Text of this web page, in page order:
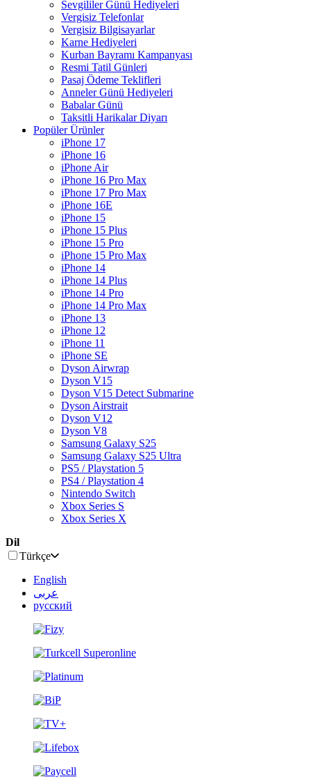
Sevgililer Günü Hediyeleri
Vergisiz Telefonlar
Vergisiz Bilgisayarlar
Karne Hediyeleri
Kurban Bayramı Kampanyası
Resmi Tatil Günleri
Pasaj Ödeme Teklifleri
Anneler Günü Hediyeleri
Babalar Günü
Taksitli Harikalar Diyarı
Popüler Ürünler
iPhone 17
iPhone 16
iPhone Air
iPhone 16 Pro Max
iPhone 17 Pro Max
iPhone 16E
iPhone 15
iPhone 15 Plus
iPhone 15 Pro
iPhone 15 Pro Max
iPhone 14
iPhone 14 Plus
iPhone 14 Pro
iPhone 14 Pro Max
iPhone 13
iPhone 12
iPhone 11
iPhone SE
Dyson Airwrap
Dyson V15
Dyson V15 Detect Submarine
Dyson Airstrait
Dyson V12
Dyson V8
Samsung Galaxy S25
Samsung Galaxy S25 Ultra
PS5 / Playstation 5
PS4 / Playstation 4
Nintendo Switch
Xbox Series S
Xbox Series X
Dil
Türkçe
English
عربى
русский